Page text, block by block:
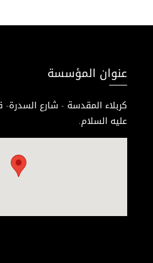
عنوان المؤسسة
كربلاء المقدسة - شارع السدرة-
عليه السلام.